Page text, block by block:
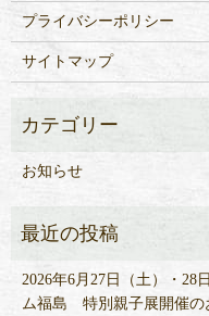
プライバシーポリシー
サイトマップ
お知らせ
2026年6月27日（土）・28
ム福島 特別親子展開催の